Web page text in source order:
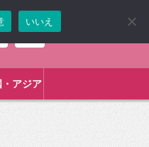
アジア
いいえ